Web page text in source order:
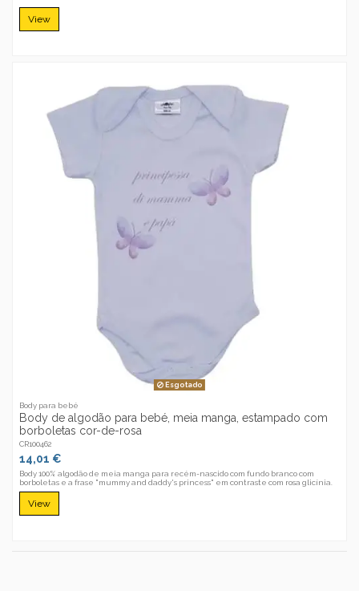
View
Esgotado
Body para bebé
Body de algodão para bebé, meia manga, estampado com
borboletas cor-de-rosa
CR100462
14,01 €
Body 100% algodão de meia manga para recém-nascido com fundo branco com
borboletas e a frase "mummy and daddy's princess" em contraste com rosa glicínia.
View